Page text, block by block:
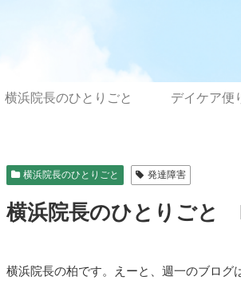
横浜院長のひとりごと デイケア便
横浜院長のひとりごと 発達障害
横浜院長のひとりごと
横浜院長の柏です。えーと、週一のブログ